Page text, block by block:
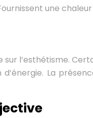
une
l’esthétisme.
La